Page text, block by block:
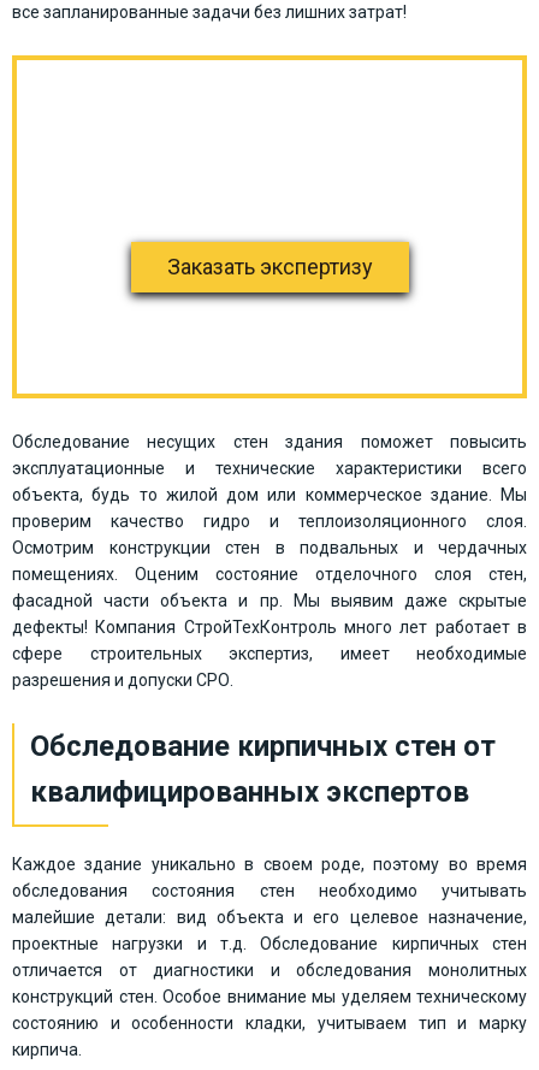
все запланированные задачи без лишних затрат!
Заказать экспертизу
Обследование несущих стен здания поможет повысить
эксплуатационные и технические характеристики всего
объекта, будь то жилой дом или коммерческое здание. Мы
проверим качество гидро и теплоизоляционного слоя.
Осмотрим конструкции стен в подвальных и чердачных
помещениях. Оценим состояние отделочного слоя стен,
фасадной части объекта и пр. Мы выявим даже скрытые
дефекты! Компания СтройТехКонтроль много лет работает в
сфере строительных экспертиз, имеет необходимые
разрешения и допуски СРО.
Обследование кирпичных стен от
квалифицированных экспертов
Каждое здание уникально в своем роде, поэтому во время
обследования состояния стен необходимо учитывать
малейшие детали: вид объекта и его целевое назначение,
проектные нагрузки и т.д. Обследование кирпичных стен
отличается от диагностики и обследования монолитных
конструкций стен. Особое внимание мы уделяем техническому
состоянию и особенности кладки, учитываем тип и марку
кирпича.